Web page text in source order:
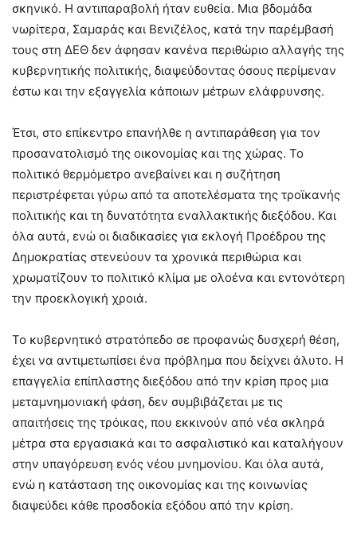
σκηνικό. Η αντιπαραβολή ήταν ευθεία. Μια βδομάδα
νωρίτερα, Σαμαράς και Βενιζέλος, κατά την παρέμβασή
τους στη ΔΕΘ δεν άφησαν κανένα περιθώριο αλλαγής της
κυβερνητικής πολιτικής, διαψεύδοντας όσους περίμεναν
έστω και την εξαγγελία κάποιων μέτρων ελάφρυνσης.
Έτσι, στο επίκεντρο επανήλθε η αντιπαράθεση για τον
προσανατολισμό της οικονομίας και της χώρας. Το
πολιτικό θερμόμετρο ανεβαίνει και η συζήτηση
περιστρέφεται γύρω από τα αποτελέσματα της τροϊκανής
πολιτικής και τη δυνατότητα εναλλακτικής διεξόδου. Και
όλα αυτά, ενώ οι διαδικασίες για εκλογή Προέδρου της
Δημοκρατίας στενεύουν τα χρονικά περιθώρια και
χρωματίζουν το πολιτικό κλίμα με ολοένα και εντονότερη
την προεκλογική χροιά.
Το κυβερνητικό στρατόπεδο σε προφανώς δυσχερή θέση,
έχει να αντιμετωπίσει ένα πρόβλημα που δείχνει άλυτο. Η
επαγγελία επίπλαστης διεξόδου από την κρίση προς μια
μεταμνημονιακή φάση, δεν συμβιβάζεται με τις
απαιτήσεις της τρόικας, που εκκινούν από νέα σκληρά
μέτρα στα εργασιακά και το ασφαλιστικό και καταλήγουν
στην υπαγόρευση ενός νέου μνημονίου. Και όλα αυτά,
ενώ η κατάσταση της οικονομίας και της κοινωνίας
διαψεύδει κάθε προσδοκία εξόδου από την κρίση.